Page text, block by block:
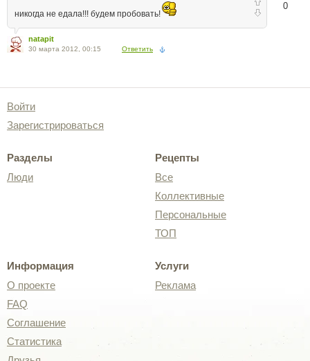
0
никогда не едала!!! будем пробовать!
natapit
30 марта 2012, 00:15 Ответить
Войти
Зарегистрироваться
Разделы
Люди
Рецепты
Все
Коллективные
Персональные
ТОП
Информация
О проекте
FAQ
Соглашение
Статистика
Услуги
Реклама